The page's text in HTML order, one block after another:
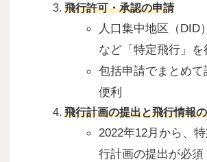
飛行許可・承認の申請
人口集中地区（DID
など「特定飛行」
包括申請でまとめて
便利
飛行計画の提出と飛行情報
2022年12月から、
行計画の提出が必須